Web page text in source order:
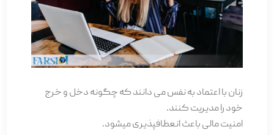
زنان با اعتماد به نفس می دانند که چگونه دخل و خرج
خود را مدیریت کنند.
امنیت مالی باعث انعطاف­پذیری می­شود.